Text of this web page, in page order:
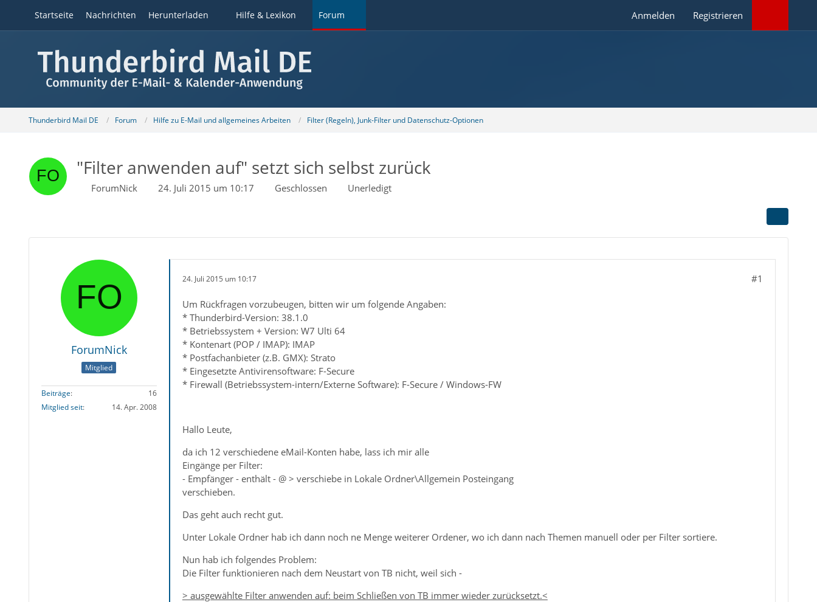
Startseite Nachrichten Herunterladen Hilfe & Lexikon Forum Anmelden Registrieren
Thunderbird Mail DE Forum Hilfe zu E-Mail und allgemeines Arbeiten Filter (Regeln), Junk-Filter und Datenschutz-Optionen
"Filter anwenden auf" setzt sich selbst zurück
ForumNick 24. Juli 2015 um 10:17 Geschlossen Unerledigt
ForumNick
Mitglied
Beiträge
16
Mitglied seit
14. Apr. 2008
24. Juli 2015 um 10:17 #1
Um Rückfragen vorzubeugen, bitten wir um folgende Angaben:
* Thunderbird-Version: 38.1.0
* Betriebssystem + Version: W7 Ulti 64
* Kontenart (POP / IMAP): IMAP
* Postfachanbieter (z.B. GMX): Strato
* Eingesetzte Antivirensoftware: F-Secure
* Firewall (Betriebssystem-intern/Externe Software): F-Secure / Windows-FW
Hallo Leute,
da ich 12 verschiedene eMail-Konten habe, lass ich mir alle
Eingänge per Filter:
- Empfänger - enthält - @ > verschiebe in Lokale Ordner\Allgemein Posteingang
verschieben.
Das geht auch recht gut.
Unter Lokale Ordner hab ich dann noch ne Menge weiterer Ordener, wo ich dann nach Themen manuell oder per Filter sortiere.
Nun hab ich folgendes Problem:
Die Filter funktionieren nach dem Neustart von TB nicht, weil sich -
> ausgewählte Filter anwenden auf: beim Schließen von TB immer wieder zurücksetzt.<